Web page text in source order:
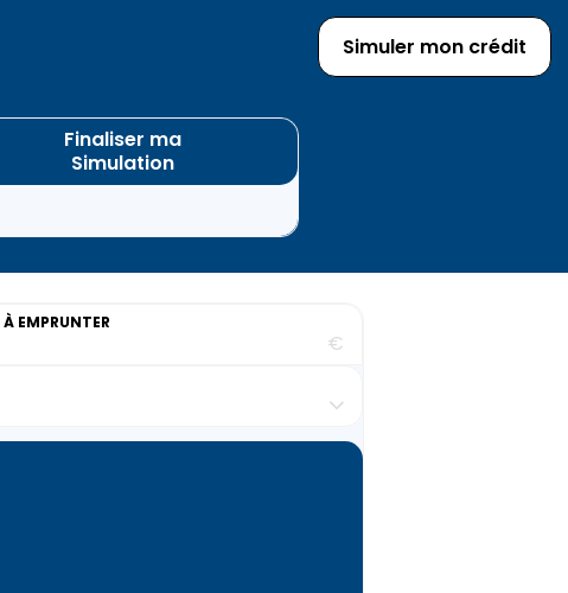
Simuler mon crédit
Finaliser ma
Simulation
À EMPRUNTER
€